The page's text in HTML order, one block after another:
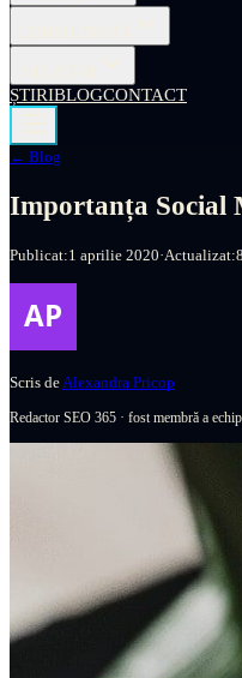
ȘTIRIBLOGCONTACT
← Blog
Importanța Social
Publicat:1 aprilie 2020·Actualizat:
Scris de Alexandra Pricop
Redactor SEO 365 · fost membră a